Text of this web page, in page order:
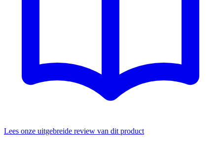
Lees onze uitgebreide review van dit product